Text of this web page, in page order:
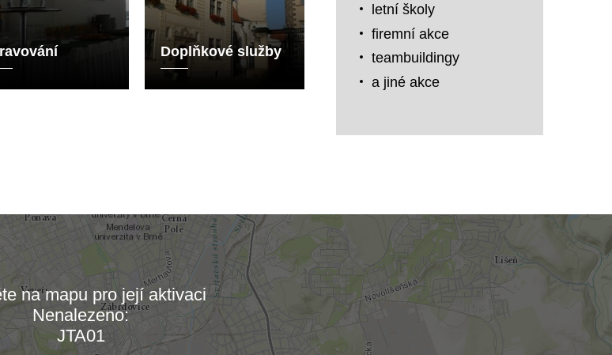
Doplňkové služby
letní školy
firemní akce
teambuildingy
a jiné akce
mapu…
na mapu pro její aktivaci
Nenalezeno:
JTA01